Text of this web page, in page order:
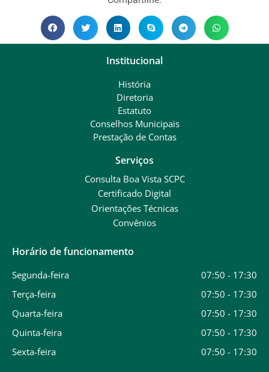
Institucional
História
Diretoria
Estatuto
Conselhos Municipais
Prestação de Contas
Serviços
Consulta Boa Vista SCPC
Certificado Digital
Orientações Técnicas
Convênios
Horário de funcionamento
Segunda-feira
07:50 - 17:30
Terça-feira
07:50 - 17:30
Quarta-feira
07:50 - 17:30
Quinta-feira
07:50 - 17:30
Sexta-feira
07:50 - 17:30